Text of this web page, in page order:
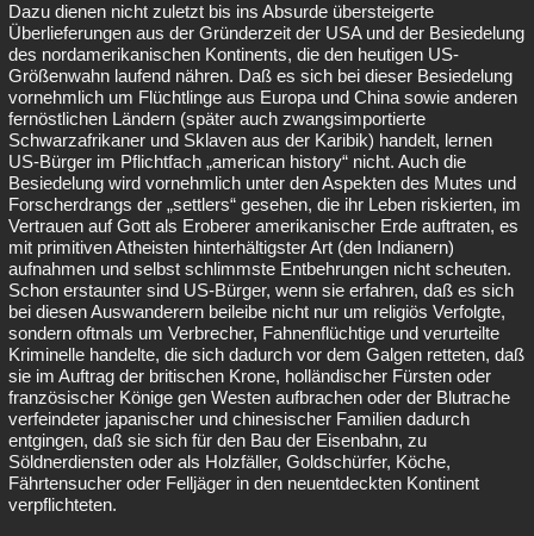
Dazu dienen nicht zuletzt bis ins Absurde übersteigerte
Überlieferungen aus der Gründerzeit der USA und der Besiedelung
des nordamerikanischen Kontinents, die den heutigen US-
Größenwahn laufend nähren. Daß es sich bei dieser Besiedelung
vornehmlich um Flüchtlinge aus Europa und China sowie anderen
fernöstlichen Ländern (später auch zwangsimportierte
Schwarzafrikaner und Sklaven aus der Karibik) handelt, lernen
US-Bürger im Pflichtfach „american history“ nicht. Auch die
Besiedelung wird vornehmlich unter den Aspekten des Mutes und
Forscherdrangs der „settlers“ gesehen, die ihr Leben riskierten, im
Vertrauen auf Gott als Eroberer amerikanischer Erde auftraten, es
mit primitiven Atheisten hinterhältigster Art (den Indianern)
aufnahmen und selbst schlimmste Entbehrungen nicht scheuten.
Schon erstaunter sind US-Bürger, wenn sie erfahren, daß es sich
bei diesen Auswanderern beileibe nicht nur um religiös Verfolgte,
sondern oftmals um Verbrecher, Fahnenflüchtige und verurteilte
Kriminelle handelte, die sich dadurch vor dem Galgen retteten, daß
sie im Auftrag der britischen Krone, holländischer Fürsten oder
französischer Könige gen Westen aufbrachen oder der Blutrache
verfeindeter japanischer und chinesischer Familien dadurch
entgingen, daß sie sich für den Bau der Eisenbahn, zu
Söldnerdiensten oder als Holzfäller, Goldschürfer, Köche,
Fährtensucher oder Felljäger in den neuentdeckten Kontinent
verpflichteten.